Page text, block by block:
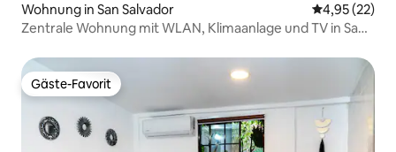
Wohnung in San Salvador
4,95 (22)
Zentrale Wohnung mit WLAN, Klimaanlage und TV in San
Gäste-Favorit
Gäste-Favorit